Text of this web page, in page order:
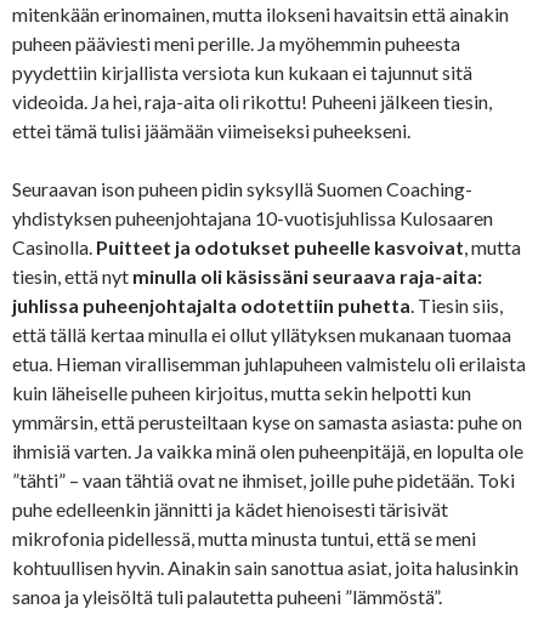
mitenkään erinomainen, mutta ilokseni havaitsin että ainakin
puheen pääviesti meni perille. Ja myöhemmin puheesta
pyydettiin kirjallista versiota kun kukaan ei tajunnut sitä
videoida. Ja hei, raja-aita oli rikottu! Puheeni jälkeen tiesin,
ettei tämä tulisi jäämään viimeiseksi puheekseni.
Seuraavan ison puheen pidin syksyllä Suomen Coaching-
yhdistyksen puheenjohtajana 10-vuotisjuhlissa Kulosaaren
Casinolla. Puitteet ja odotukset puheelle kasvoivat , mutta
tiesin, että nyt minulla oli käsissäni seuraava raja-aita:
juhlissa puheenjohtajalta odotettiin puhetta . Tiesin siis,
että tällä kertaa minulla ei ollut yllätyksen mukanaan tuomaa
etua. Hieman virallisemman juhlapuheen valmistelu oli erilaista
kuin läheiselle puheen kirjoitus, mutta sekin helpotti kun
ymmärsin, että perusteiltaan kyse on samasta asiasta: puhe on
ihmisiä varten. Ja vaikka minä olen puheenpitäjä, en lopulta ole
”tähti” – vaan tähtiä ovat ne ihmiset, joille puhe pidetään. Toki
puhe edelleenkin jännitti ja kädet hienoisesti tärisivät
mikrofonia pidellessä, mutta minusta tuntui, että se meni
kohtuullisen hyvin. Ainakin sain sanottua asiat, joita halusinkin
sanoa ja yleisöltä tuli palautetta puheeni ”lämmöstä”.